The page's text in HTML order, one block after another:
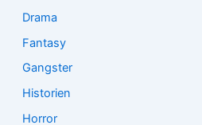
Drama
Fantasy
Gangster
Historien
Horror